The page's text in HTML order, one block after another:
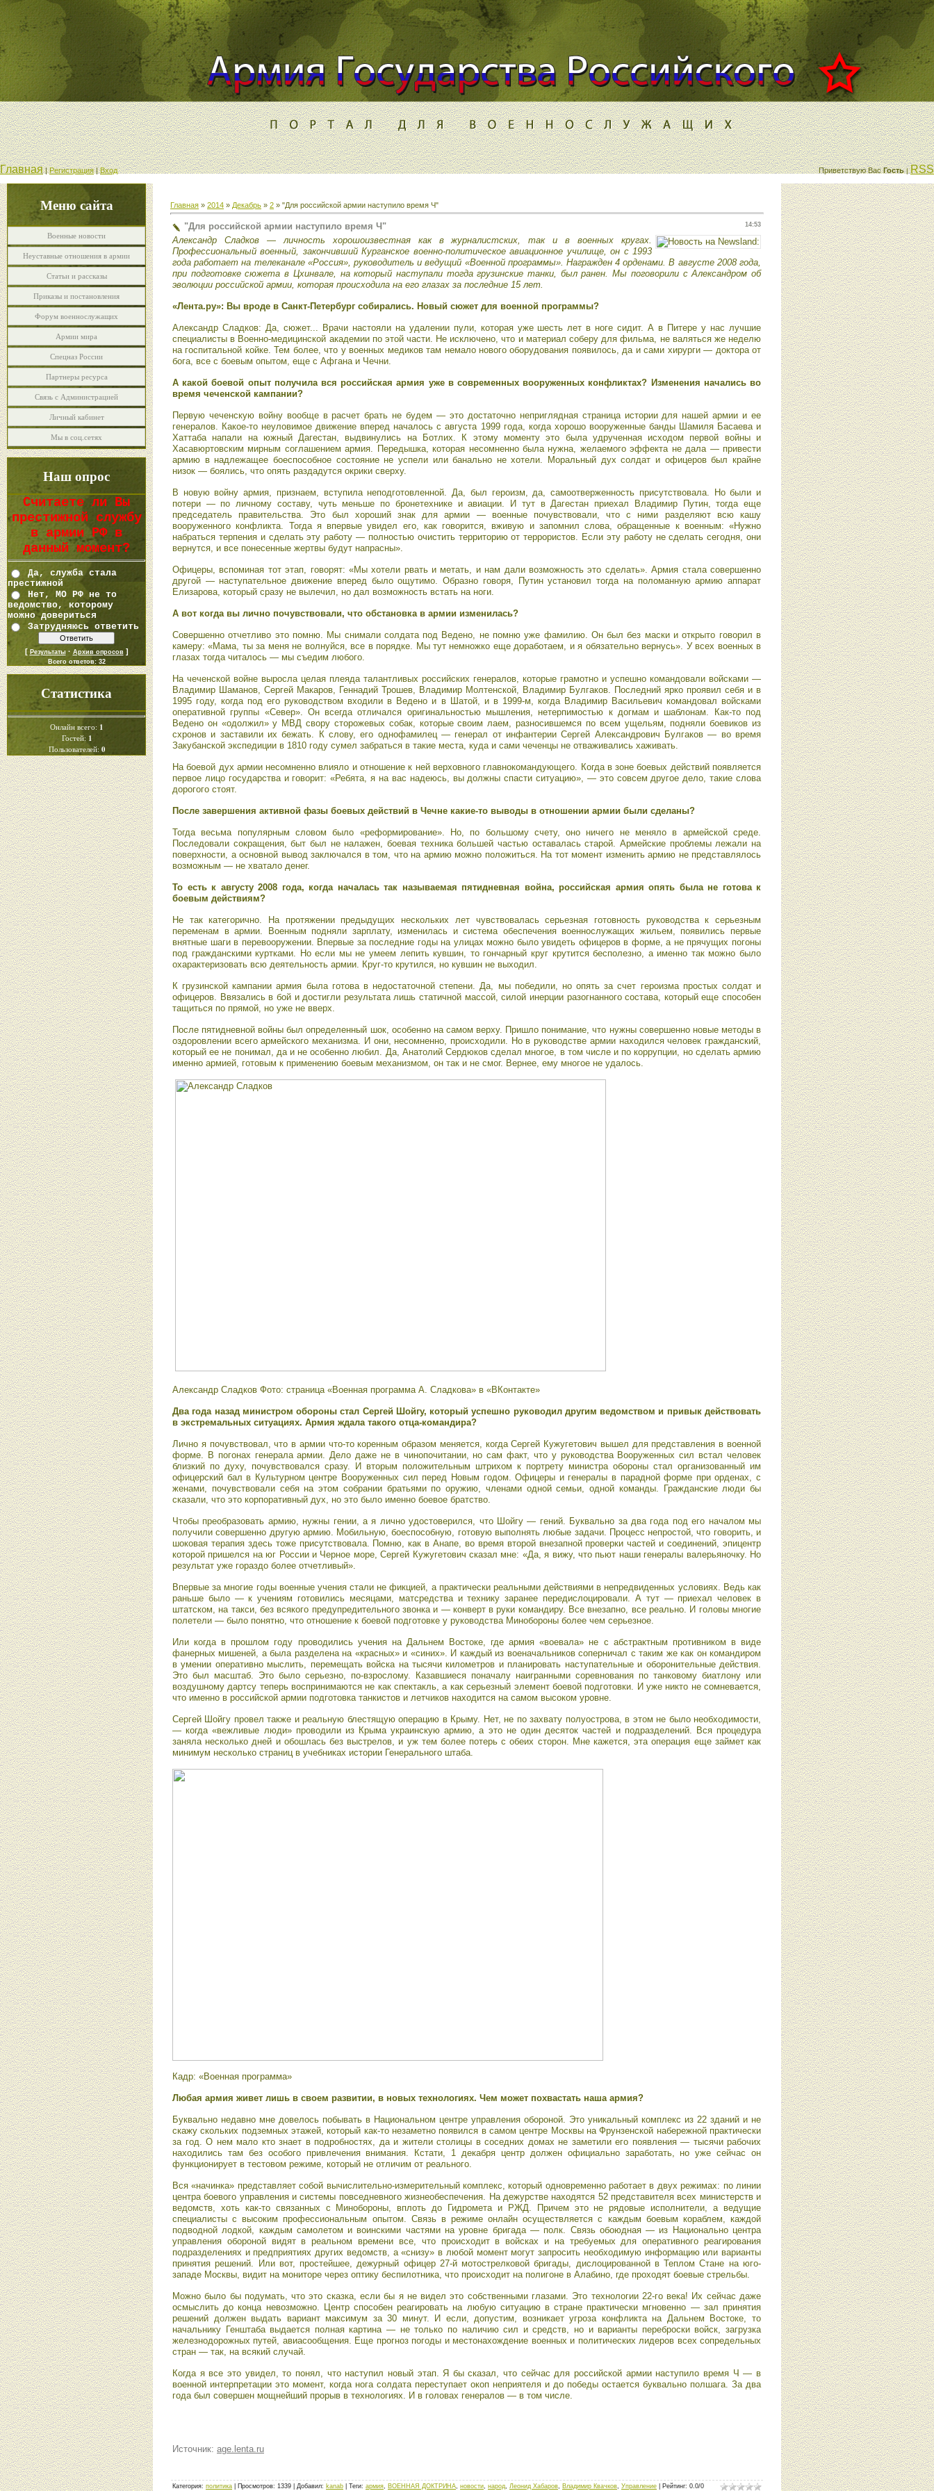
Главная|Регистрация|Вход Приветствую Вас Гость |RSS
Меню сайта
Военные новости
Неуставные отношения в армии
Статьи и рассказы
Приказы и постановления
Форум военнослужащих
Армии мира
Спецназ России
Партнеры ресурса
Связь с Администрацией
Личный кабинет
Мы в соц.сетях
Наш опрос
Считаете ли Вы
престижной службу
в армии РФ в
данный момент?
Да, служба стала
престижной
Нет, МО РФ не то
ведомство, которому
можно довериться
Затрудняюсь ответить
[ Результаты· Архив опросов]
Всего ответов: 32
Статистика
Онлайн всего: 1
Гостей: 1
Пользователей: 0
Главная » 2014 » Декабрь » 2 » "Для российской армии наступило время Ч"
14:53
"Для российской армии наступило время Ч"
Александр Сладков — личность хорошоизвестная как в журналистских, так и в военных кругах.
Профессиональный военный, закончивший Курганское военно-политическое авиационное училище, он с 1993
года работает на телеканале «Россия», руководитель и ведущий «Военной программы». Награжден 4 орденами. В августе 2008 года,
при подготовке сюжета в Цхинвале, на который наступали тогда грузинские танки, был ранен. Мы поговорили с Александром об
эволюции российской армии, которая происходила на его глазах за последние 15 лет.
«Лента.ру»: Вы вроде в Санкт-Петербург собирались. Новый сюжет для военной программы?
Александр Сладков: Да, сюжет... Врачи настояли на удалении пули, которая уже шесть лет в ноге сидит. А в Питере у нас лучшие
специалисты в Военно-медицинской академии по этой части. Не исключено, что и материал соберу для фильма, не валяться же неделю
на госпитальной койке. Тем более, что у военных медиков там немало нового оборудования появилось, да и сами хирурги — доктора от
бога, все с боевым опытом, еще с Афгана и Чечни.
А какой боевой опыт получила вся российская армия уже в современных вооруженных конфликтах? Изменения начались во
время чеченской кампании?
Первую чеченскую войну вообще в расчет брать не будем — это достаточно неприглядная страница истории для нашей армии и ее
генералов. Какое-то неуловимое движение вперед началось с августа 1999 года, когда хорошо вооруженные банды Шамиля Басаева и
Хаттаба напали на южный Дагестан, выдвинулись на Ботлих. К этому моменту это была удрученная исходом первой войны и
Хасавюртовским мирным соглашением армия. Передышка, которая несомненно была нужна, желаемого эффекта не дала — привести
армию в надлежащее боеспособное состояние не успели или банально не хотели. Моральный дух солдат и офицеров был крайне
низок — боялись, что опять раздадутся окрики сверху.
В новую войну армия, признаем, вступила неподготовленной. Да, был героизм, да, самоотверженность присутствовала. Но были и
потери — по личному составу, чуть меньше по бронетехнике и авиации. И тут в Дагестан приехал Владимир Путин, тогда еще
председатель правительства. Это был хороший знак для армии — военные почувствовали, что с ними разделяют всю кашу
вооруженного конфликта. Тогда я впервые увидел его, как говорится, вживую и запомнил слова, обращенные к военным: «Нужно
набраться терпения и сделать эту работу — полностью очистить территорию от террористов. Если эту работу не сделать сегодня, они
вернутся, и все понесенные жертвы будут напрасны».
Офицеры, вспоминая тот этап, говорят: «Мы хотели рвать и метать, и нам дали возможность это сделать». Армия стала совершенно
другой — наступательное движение вперед было ощутимо. Образно говоря, Путин установил тогда на поломанную армию аппарат
Елизарова, который сразу не вылечил, но дал возможность встать на ноги.
А вот когда вы лично почувствовали, что обстановка в армии изменилась?
Совершенно отчетливо это помню. Мы снимали солдата под Ведено, не помню уже фамилию. Он был без маски и открыто говорил в
камеру: «Мама, ты за меня не волнуйся, все в порядке. Мы тут немножко еще доработаем, и я обязательно вернусь». У всех военных в
глазах тогда читалось — мы съедим любого.
На чеченской войне выросла целая плеяда талантливых российских генералов, которые грамотно и успешно командовали войсками —
Владимир Шаманов, Сергей Макаров, Геннадий Трошев, Владимир Молтенской, Владимир Булгаков. Последний ярко проявил себя и в
1995 году, когда под его руководством входили в Ведено и в Шатой, и в 1999-м, когда Владимир Васильевич командовал войсками
оперативной группы «Север». Он всегда отличался оригинальностью мышления, нетерпимостью к догмам и шаблонам. Как-то под
Ведено он «одолжил» у МВД свору сторожевых собак, которые своим лаем, разносившемся по всем ущельям, подняли боевиков из
схронов и заставили их бежать. К слову, его однофамилец — генерал от инфантерии Сергей Александрович Булгаков — во время
Закубанской экспедиции в 1810 году сумел забраться в такие места, куда и сами чеченцы не отваживались хаживать.
На боевой дух армии несомненно влияло и отношение к ней верховного главнокомандующего. Когда в зоне боевых действий появляется
первое лицо государства и говорит: «Ребята, я на вас надеюсь, вы должны спасти ситуацию», — это совсем другое дело, такие слова
дорогого стоят.
После завершения активной фазы боевых действий в Чечне какие-то выводы в отношении армии были сделаны?
Тогда весьма популярным словом было «реформирование». Но, по большому счету, оно ничего не меняло в армейской среде.
Последовали сокращения, быт был не налажен, боевая техника большей частью оставалась старой. Армейские проблемы лежали на
поверхности, а основной вывод заключался в том, что на армию можно положиться. На тот момент изменить армию не представлялось
возможным — не хватало денег.
То есть к августу 2008 года, когда началась так называемая пятидневная война, российская армия опять была не готова к
боевым действиям?
Не так категорично. На протяжении предыдущих нескольких лет чувствовалась серьезная готовность руководства к серьезным
переменам в армии. Военным подняли зарплату, изменилась и система обеспечения военнослужащих жильем, появились первые
внятные шаги в перевооружении. Впервые за последние годы на улицах можно было увидеть офицеров в форме, а не прячущих погоны
под гражданскими куртками. Но если мы не умеем лепить кувшин, то гончарный круг крутится бесполезно, а именно так можно было
охарактеризовать всю деятельность армии. Круг-то крутился, но кувшин не выходил.
К грузинской кампании армия была готова в недостаточной степени. Да, мы победили, но опять за счет героизма простых солдат и
офицеров. Ввязались в бой и достигли результата лишь статичной массой, силой инерции разогнанного состава, который еще способен
тащиться по прямой, но уже не вверх.
После пятидневной войны был определенный шок, особенно на самом верху. Пришло понимание, что нужны совершенно новые методы в
оздоровлении всего армейского механизма. И они, несомненно, происходили. Но в руководстве армии находился человек гражданский,
который ее не понимал, да и не особенно любил. Да, Анатолий Сердюков сделал многое, в том числе и по коррупции, но сделать армию
именно армией, готовым к применению боевым механизмом, он так и не смог. Вернее, ему многое не удалось.
Александр Сладков Фото: страница «Военная программа А. Сладкова» в «ВКонтакте»
Два года назад министром обороны стал Сергей Шойгу, который успешно руководил другим ведомством и привык действовать
в экстремальных ситуациях. Армия ждала такого отца-командира?
Лично я почувствовал, что в армии что-то коренным образом меняется, когда Сергей Кужугетович вышел для представления в военной
форме. В погонах генерала армии. Дело даже не в чинопочитании, но сам факт, что у руководства Вооруженных сил встал человек
близкий по духу, почувствовался сразу. И вторым положительным штрихом к портрету министра обороны стал организованный им
офицерский бал в Культурном центре Вооруженных сил перед Новым годом. Офицеры и генералы в парадной форме при орденах, с
женами, почувствовали себя на этом собрании братьями по оружию, членами одной семьи, одной команды. Гражданские люди бы
сказали, что это корпоративный дух, но это было именно боевое братство.
Чтобы преобразовать армию, нужны гении, а я лично удостоверился, что Шойгу — гений. Буквально за два года под его началом мы
получили совершенно другую армию. Мобильную, боеспособную, готовую выполнять любые задачи. Процесс непростой, что говорить, и
шоковая терапия здесь тоже присутствовала. Помню, как в Анапе, во время второй внезапной проверки частей и соединений, эпицентр
которой пришелся на юг России и Черное море, Сергей Кужугетович сказал мне: «Да, я вижу, что пьют наши генералы валерьяночку. Но
результат уже гораздо более отчетливый».
Впервые за многие годы военные учения стали не фикцией, а практически реальными действиями в непредвиденных условиях. Ведь как
раньше было — к учениям готовились месяцами, матсредства и технику заранее передислоцировали. А тут — приехал человек в
штатском, на такси, без всякого предупредительного звонка и — конверт в руки командиру. Все внезапно, все реально. И головы многие
полетели — было понятно, что отношение к боевой подготовке у руководства Минобороны более чем серьезное.
Или когда в прошлом году проводились учения на Дальнем Востоке, где армия «воевала» не с абстрактным противником в виде
фанерных мишеней, а была разделена на «красных» и «синих». И каждый из военачальников соперничал с таким же как он командиром
в умении оперативно мыслить, перемещать войска на тысячи километров и планировать наступательные и оборонительные действия.
Это был масштаб. Это было серьезно, по-взрослому. Казавшиеся поначалу наигранными соревнования по танковому биатлону или
воздушному дартсу теперь воспринимаются не как спектакль, а как серьезный элемент боевой подготовки. И уже никто не сомневается,
что именно в российской армии подготовка танкистов и летчиков находится на самом высоком уровне.
Сергей Шойгу провел также и реальную блестящую операцию в Крыму. Нет, не по захвату полуострова, в этом не было необходимости,
— когда «вежливые люди» проводили из Крыма украинскую армию, а это не один десяток частей и подразделений. Вся процедура
заняла несколько дней и обошлась без выстрелов, и уж тем более потерь с обеих сторон. Мне кажется, эта операция еще займет как
минимум несколько страниц в учебниках истории Генерального штаба.
Кадр: «Военная программа»
Любая армия живет лишь в своем развитии, в новых технологиях. Чем может похвастать наша армия?
Буквально недавно мне довелось побывать в Национальном центре управления обороной. Это уникальный комплекс из 22 зданий и не
скажу скольких подземных этажей, который как-то незаметно появился в самом центре Москвы на Фрунзенской набережной практически
за год. О нем мало кто знает в подробностях, да и жители столицы в соседних домах не заметили его появления — тысячи рабочих
находились там без особого привлечения внимания. Кстати, 1 декабря центр должен официально заработать, но уже сейчас он
функционирует в тестовом режиме, который не отличим от реального.
Вся «начинка» представляет собой вычислительно-измерительный комплекс, который одновременно работает в двух режимах: по линии
центра боевого управления и системы повседневного жизнеобеспечения. На дежурстве находятся 52 представителя всех министерств и
ведомств, хоть как-то связанных с Минобороны, вплоть до Гидромета и РЖД. Причем это не рядовые исполнители, а ведущие
специалисты с высоким профессиональным опытом. Связь в режиме онлайн осуществляется с каждым боевым кораблем, каждой
подводной лодкой, каждым самолетом и воинскими частями на уровне бригада — полк. Связь обоюдная — из Национально центра
управления обороной видят в реальном времени все, что происходит в войсках и на требуемых для оперативного реагирования
подразделениях и предприятиях других ведомств, а «снизу» в любой момент могут запросить необходимую информацию или варианты
принятия решений. Или вот, простейшее, дежурный офицер 27-й мотострелковой бригады, дислоцированной в Теплом Стане на юго-
западе Москвы, видит на мониторе через оптику беспилотника, что происходит на полигоне в Алабино, где проходят боевые стрельбы.
Можно было бы подумать, что это сказка, если бы я не видел это собственными глазами. Это технологии 22-го века! Их сейчас даже
осмыслить до конца невозможно. Центр способен реагировать на любую ситуацию в стране практически мгновенно — зал принятия
решений должен выдать вариант максимум за 30 минут. И если, допустим, возникает угроза конфликта на Дальнем Востоке, то
начальнику Генштаба выдается полная картина — не только по наличию сил и средств, но и варианты переброски войск, загрузка
железнодорожных путей, авиасообщения. Еще прогноз погоды и местонахождение военных и политических лидеров всех сопредельных
стран — так, на всякий случай.
Когда я все это увидел, то понял, что наступил новый этап. Я бы сказал, что сейчас для российской армии наступило время Ч — в
военной интерпретации это момент, когда нога солдата переступает окоп неприятеля и до победы остается буквально полшага. За два
года был совершен мощнейший прорыв в технологиях. И в головах генералов — в том числе.
Источник: age.lenta.ru
Категория: политика Просмотров: 1339 Добавил: kanab Теги: армия ВОЕННАЯ ДОКТРИНА новости народ Леонид Хабаров Владимир Квачков Управление Рейтинг: 0.0/0